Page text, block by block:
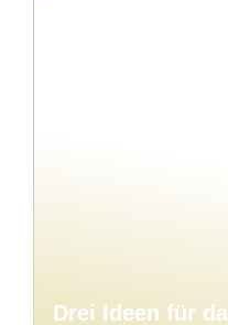
Drei Ideen für